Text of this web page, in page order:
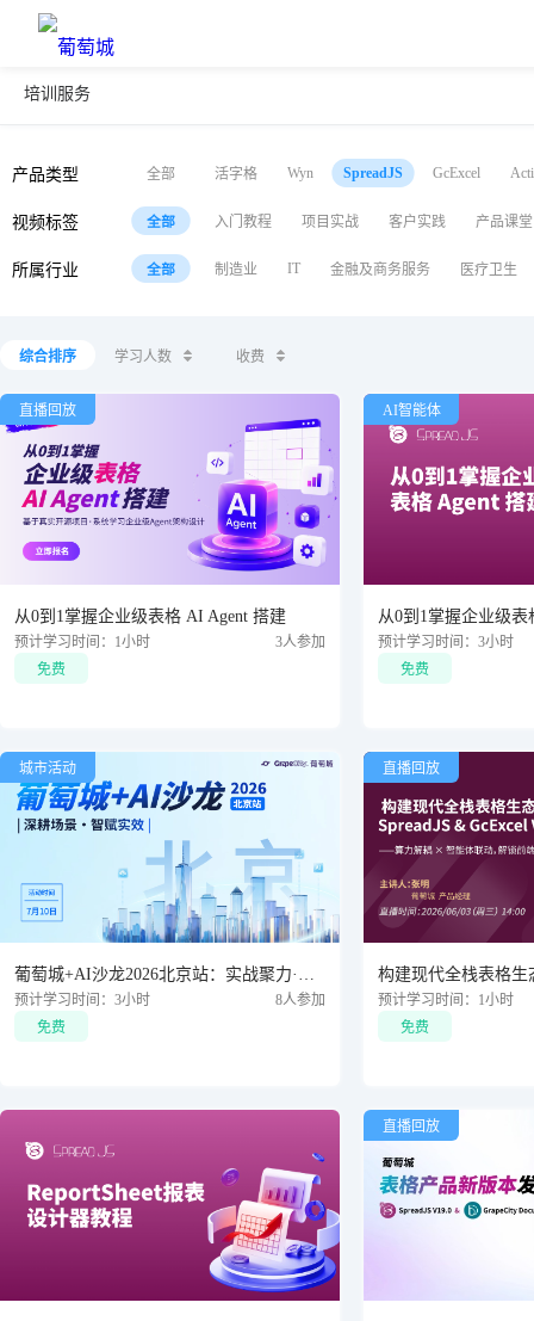
培训服务
产品类型 全部 活字格 Wyn SpreadJS GcExcel
视频标签 全部 入门教程 项目实战 客户实践 产品课堂
所属行业 全部 制造业 IT 金融及商务服务 医疗卫生
综合排序 学习人数 收费
直播回放
从0到1掌握企业级表格 AI Agent 搭建
预计学习时间：1小时
3人参加
免费
AI智能体
从0到1掌握企业级表
预计学习时间：3小时
免费
城市活动
预计学习时间：3小时
8人参加
免费
直播回放
预计学习时间：1小时
免费
直播回放